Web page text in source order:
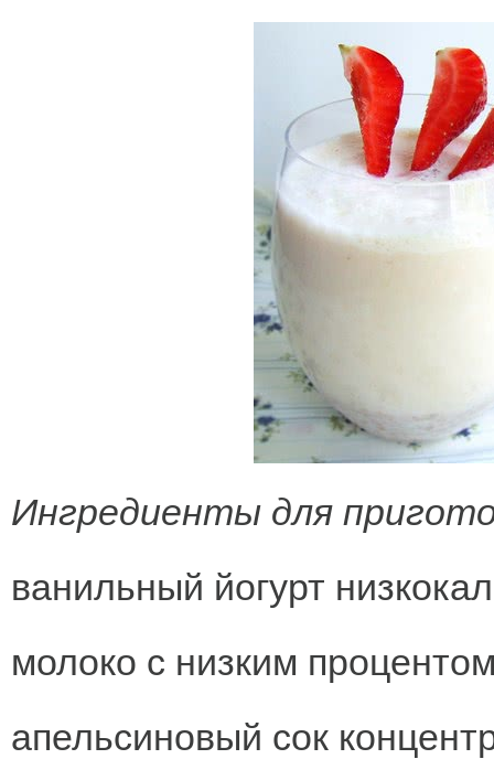
Ингредиенты для
ванильный йогурт
молоко с низким
апельсиновый сок